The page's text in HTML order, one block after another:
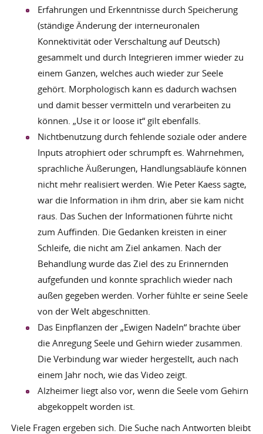
Erfahrungen und Erkenntnisse durch Speicherung
(ständige Änderung der interneuronalen
Konnektivität oder Verschaltung auf Deutsch)
gesammelt und durch Integrieren immer wieder zu
einem Ganzen, welches auch wieder zur Seele
gehört. Morphologisch kann es dadurch wachsen
und damit besser vermitteln und verarbeiten zu
können. „Use it or loose it“ gilt ebenfalls.
Nichtbenutzung durch fehlende soziale oder andere
Inputs atrophiert oder schrumpft es. Wahrnehmen,
sprachliche Äußerungen, Handlungsabläufe können
nicht mehr realisiert werden. Wie Peter Kaess sagte,
war die Information in ihm drin, aber sie kam nicht
raus. Das Suchen der Informationen führte nicht
zum Auffinden. Die Gedanken kreisten in einer
Schleife, die nicht am Ziel ankamen. Nach der
Behandlung wurde das Ziel des zu Erinnernden
aufgefunden und konnte sprachlich wieder nach
außen gegeben werden. Vorher fühlte er seine Seele
von der Welt abgeschnitten.
Das Einpflanzen der „Ewigen Nadeln“ brachte über
die Anregung Seele und Gehirn wieder zusammen.
Die Verbindung war wieder hergestellt, auch nach
einem Jahr noch, wie das Video zeigt.
Alzheimer liegt also vor, wenn die Seele vom Gehirn
abgekoppelt worden ist.
Viele Fragen ergeben sich. Die Suche nach Antworten bleibt